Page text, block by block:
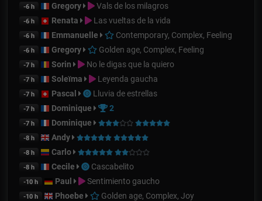
-6 h Gregory Vals de los milagros
-6 h Renata Las vueltas de la vida
-6 h Emmanuelle Contemporary, Complex, Feeling
-6 h Gregory Golden age, Complex, Feeling
-7 h Sorin No le digas que la quiero
-7 h Soleïma Leyenda gaucha
-7 h Pascal Lluvia de estrellas
-7 h Dominique 2
-7 h Dominique
-8 h Andy
-8 h Carlo
-8 h Cecile Cascabelito
-10 h Paul Sentimiento gaucho
-10 h Phoebe Golden age, Complex, Joy